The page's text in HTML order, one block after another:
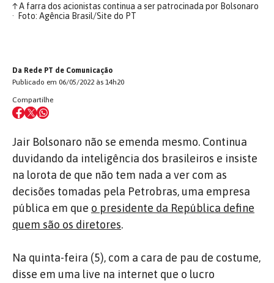
↑A farra dos acionistas continua a ser patrocinada por Bolsonaro
Foto: Agência Brasil/Site do PT
Da Rede PT de Comunicação
Publicado em 06/05/2022 às 14h20
Compartilhe
Jair Bolsonaro não se emenda mesmo. Continua
duvidando da inteligência dos brasileiros e insiste
na lorota de que não tem nada a ver com as
decisões tomadas pela Petrobras, uma empresa
pública em que o presidente da República define
quem são os diretores.
Na quinta-feira (5), com a cara de pau de costume,
disse em uma live na internet que o lucro